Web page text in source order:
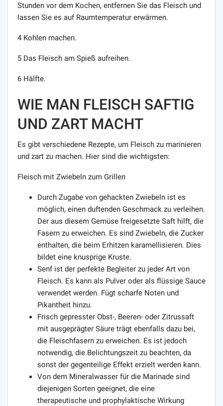
Stunden vor dem Kochen, entfernen Sie das Fleisch und
lassen Sie es auf Raumtemperatur erwärmen.
4 Kohlen machen.
5 Das Fleisch am Spieß aufreihen.
6 Hälfte.
WIE MAN FLEISCH SAFTIG
UND ZART MACHT
Es gibt verschiedene Rezepte, um Fleisch zu marinieren
und zart zu machen. Hier sind die wichtigsten:
Fleisch mit Zwiebeln zum Grillen
Durch Zugabe von gehackten Zwiebeln ist es
möglich, einen duftenden Geschmack zu verleihen.
Der aus diesem Gemüse freigesetzte Saft hilft, die
Fasern zu erweichen. Es sind Zwiebeln, die Zucker
enthalten, die beim Erhitzen karamellisieren. Dies
bildet eine knusprige Kruste.
Senf ist der perfekte Begleiter zu jeder Art von
Fleisch. Es kann als Pulver oder als flüssige Sauce
verwendet werden. Fügt scharfe Noten und
Pikantheit hinzu.
Frisch gepresster Obst-, Beeren- oder Zitrussaft
mit ausgeprägter Säure trägt ebenfalls dazu bei,
die Fleischfasern zu erweichen. Es ist jedoch
notwendig, die Belichtungszeit zu beachten, da
sonst der gegenteilige Effekt erzielt werden kann.
Von dem Mineralwasser für die Marinade sind
diejenigen Sorten geeignet, die eine
therapeutische und prophylaktische Wirkung